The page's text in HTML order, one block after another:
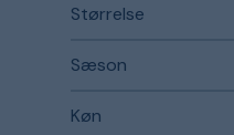
Størrelse
Sæson
Køn